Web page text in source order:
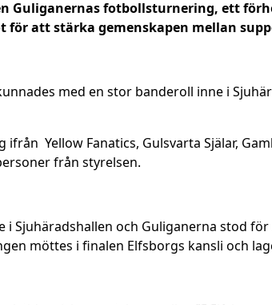
Guliganernas fotbollsturnering, ett
för att stärka gemenskapen mellan
med en stor banderoll inne i
Yellow Fanatics, Gulsvarta Själar,
från styrelsen.
Sjuhäradshallen och Guliganerna stod
möttes i finalen Elfsborgs kansli och